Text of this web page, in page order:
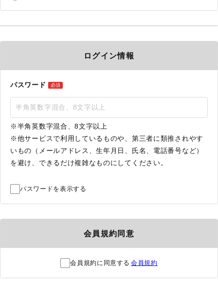
ログイン情報
パスワード 必須
※半角英数字混合、8文字以上
※他サービスで利用しているものや、第三者に類推されやす
いもの（メールアドレス、生年月日、氏名、電話番号など）
を避け、できるだけ複雑なものにしてください。
パスワードを表示する
会員規約同意
会員規約に同意する 会員規約